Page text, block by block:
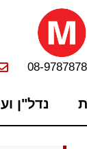
08-9787878
נדל"ן